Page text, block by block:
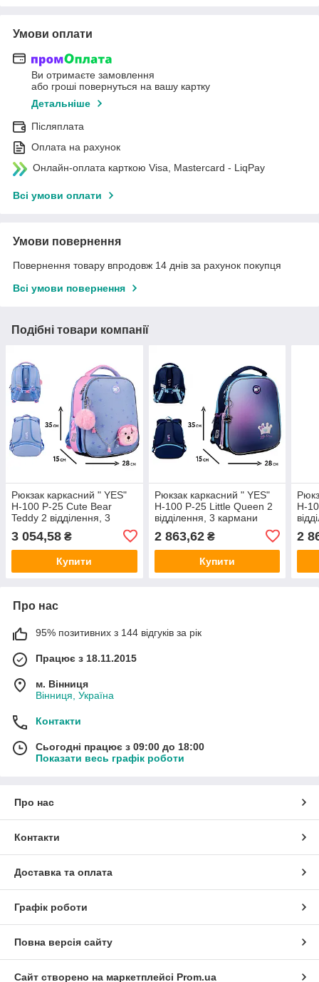
Умови оплати
Ви отримаєте замовлення
або гроші повернуться на вашу картку
Детальніше
Післяплата
Оплата на рахунок
Онлайн-оплата карткою Visa, Mastercard - LiqPay
Всі умови оплати
Умови повернення
Повернення товару впродовж 14 днів за рахунок покупця
Всі умови повернення
Подібні товари компанії
Рюкзак каркасний " YES"
H-100 Р-25 Cute Bear
Teddy 2 відділення, 3
кармани 559894 (368-4)
3 054,58 ₴
Купити
Рюкзак каркасний " YES"
H-100 Р-25 Little Queen 2
відділення, 3 кармани
2 863,62₴
Купити
H-
2
Про нас
95% позитивних з 144 відгуків за рік
Працює з 18.11.2015
м. Вінниця
Вінниця, Україна
Контакти
Сьогодні працює з 09:00 до 18:00
Показати весь графік роботи
Про нас
Контакти
Доставка та оплата
Графік роботи
Повна версія сайту
Сайт створено на маркетплейсі Prom.ua